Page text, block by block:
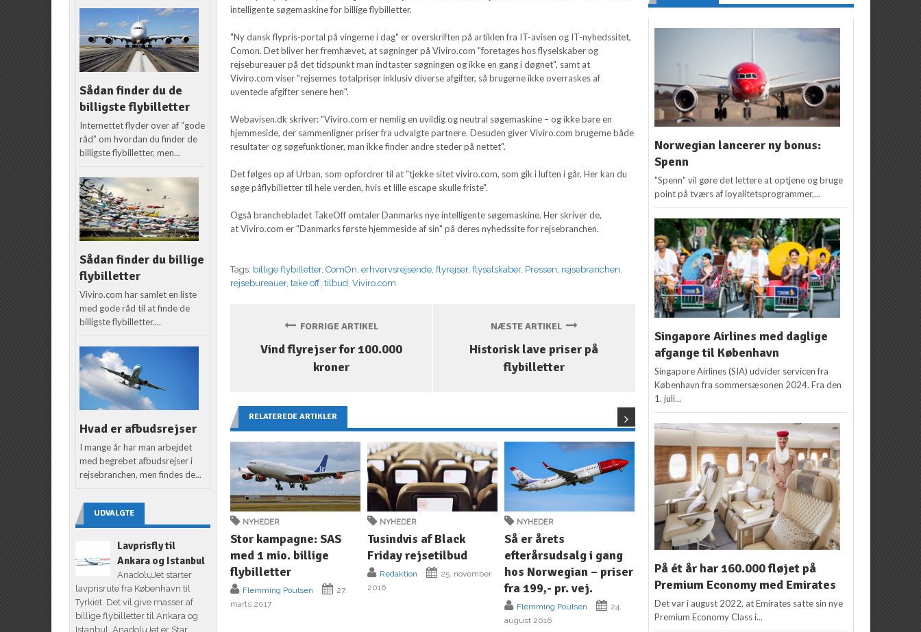
intelligente søgemaskine for billige flybilletter.
"Ny dansk flypris-portal på vingerne i dag" er overskriften på artiklen fra IT-avisen og IT-nyhedssitet,
Comon. Det bliver her fremhævet, at søgninger på Viviro.com "foretages hos flyselskaber og
rejsebureauer på det tidspunkt man indtaster søgningen og ikke en gang i døgnet", samt at
Viviro.com viser "rejsernes totalpriser inklusiv diverse afgifter, så brugerne ikke overraskes af
uventede afgifter senere hen".
Webavisen.dk skriver: "Viviro.com er nemlig en uvildig og neutral søgemaskine – og ikke bare en
hjemmeside, der sammenligner priser fra udvalgte partnere. Desuden giver Viviro.com brugerne både
resultater og søgefunktioner, man ikke finder andre steder på nettet".
Det følges op af Urban, som opfordrer til at "tjekke sitet viviro.com, som gik i luften i går. Her kan du
søge påflybilletter til hele verden, hvis et lille escape skulle friste".
Også branchebladet TakeOff omtaler Danmarks nye intelligente søgemaskine. Her skriver de,
at Viviro.com er "Danmarks første hjemmeside af sin" på deres nyhedssite for rejsebranchen.
Tags: billige flybilletter,ComOn ,erhvervsrejsende ,flyrejser,flyselskaber, Pressen rejsebranchen
rejsebureauer,take off ,tilbud ,Viviro.com
FORRIGE ARTIKEL
Vind flyrejser for 100.000
kroner
NÆSTE ARTIKEL
Historisk lave priser på
flybilletter
RELATEREDE ARTIKLER
NYHEDER
Stor kampagne: SAS
med 1 mio. billige
flybilletter
Flemming Poulsen
27.
marts 2017
NYHEDER
Tusindvis af Black
Friday rejsetilbud
Redaktion
25. november
2016
NYHEDER
Så er årets
efterårsudsalg i gang
hos Norwegian – priser
fra 199,- pr. vej.
Flemming Poulsen
24.
august 2016
NYHEDER,REJSETIPS,
REJSETIPS
Sådan finder du de
billigste flybilletter
Flemming Poulsen
9.
marts 2016
NYHEDER
Danskernes rejselyst
er størst mandag
formiddag
Redaktion
2015
Sådan finder du de
billigste flybilletter
Internettet flyder over af “gode
råd” om hvordan du finder de
billigste flybilletter, men...
Sådan finder du billige
flybilletter
Viviro.com har samlet en liste
med gode råd til at finde de
billigste flybilletter....
Hvad er afbudsrejser
I mange år har man arbejdet
med begrebet afbudsrejser i
rejsebranchen, men findes de...
UDVALGTE
Lavprisfly til
Ankara og Istanbul
AnadoluJet starter
lavprisrute fra København til
Tyrkiet. Det vil give masser af
billige flybilletter til Ankara og
Istanbul. AnadoluJet er Star
Norwegian lancerer ny bonus:
Spenn
"Spenn" vil gøre det lettere at optjene og bruge
point på tværs af loyalitetsprogrammer,...
Singapore Airlines med daglige
afgange til København
Singapore Airlines (SIA) udvider servicen fra
København fra sommersæsonen 2024. Fra den
1. juli...
På ét år har 160.000 fløjet på
Premium Economy med Emirates
Det var i august 2022, at Emirates satte sin nye
Premium Economy Class i...